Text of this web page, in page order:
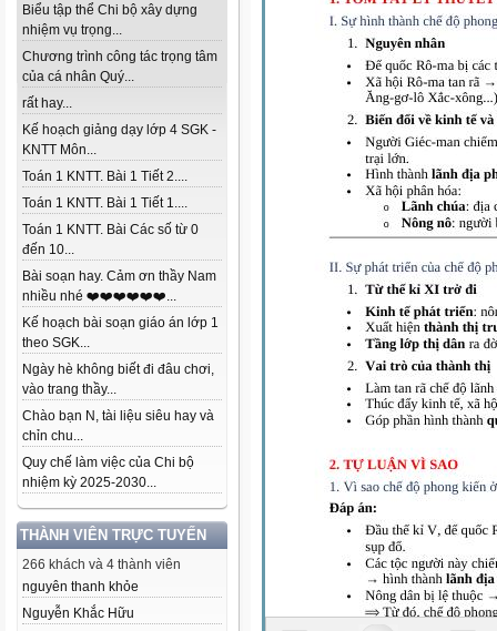
Biểu tập thể Chi bộ xây dựng
nhiệm vụ trọng...
Chương trình công tác trọng tâm
của cá nhân Quý...
rất hay...
Kế hoạch giảng dạy lớp 4 SGK -
KNTT Môn...
Toán 1 KNTT. Bài 1 Tiết 2....
Toán 1 KNTT. Bài 1 Tiết 1....
Toán 1 KNTT. Bài Các số từ 0
đến 10...
Bài soạn hay. Cảm ơn thầy Nam
nhiều nhé ❤️❤️❤️❤️❤️❤️...
Kế hoạch bài soạn giáo án lớp 1
theo SGK...
Ngày hè không biết đi đâu chơi,
vào trang thầy...
Chào bạn N, tài liệu siêu hay và
chỉn chu...
Quy chế làm việc của Chi bộ
nhiệm kỳ 2025-2030...
THÀNH VIÊN TRỰC TUYẾN
266 khách và 4 thành viên
nguyên thanh khỏe
Nguyễn Khắc Hữu